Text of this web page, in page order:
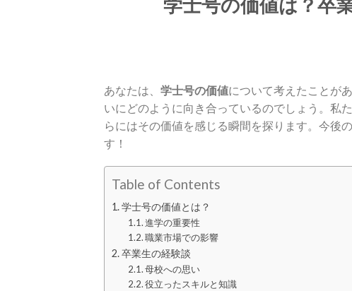
あなたは、 学士号の価値について考えたことが
いにどのように向き合っているのでしょう。私
らにはその価値を感じる瞬間を探ります。今後
す！
Table of Contents
学士号の価値とは？
進学の重要性
職業市場での影響
卒業生の経験談
母校への思い
役立ったスキルと知識